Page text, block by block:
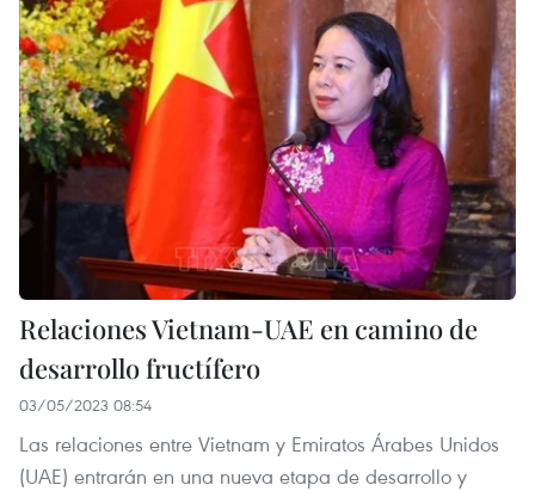
Relaciones Vietnam-UAE en camino de
desarrollo fructífero
03/05/2023 08:54
Las relaciones entre Vietnam y Emiratos Árabes Unidos
(UAE) entrarán en una nueva etapa de desarrollo y